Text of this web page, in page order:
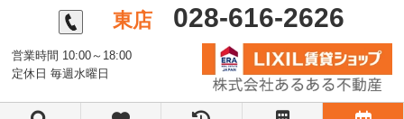
東店 028-616-2626
営業時間 10:00～18:00
定休日 毎週水曜日
©株式会社あるある不動産